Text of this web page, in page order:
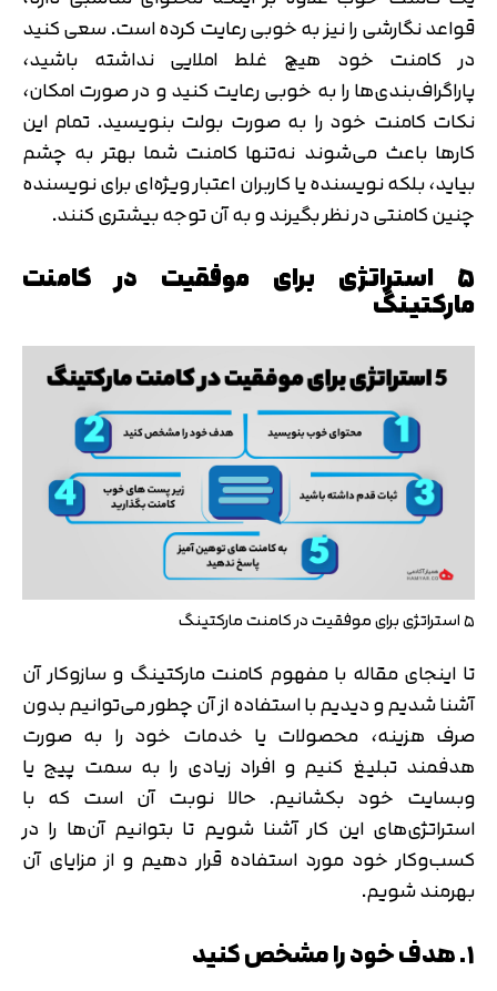
قواعد نگارشی را نیز به خوبی رعایت کرده است. سعی کنید
در کامنت خود هیچ غلط املایی نداشته باشید،
پاراگراف‌بندی‌ها را به خوبی رعایت کنید و در صورت امکان،
نکات کامنت خود را به صورت بولت بنویسید. تمام این
کارها باعث می‌شوند نه‌تنها کامنت شما بهتر به چشم
بیاید، بلکه نویسنده یا کاربران اعتبار ویژه‌ای برای نویسنده
چنین کامنتی در نظر بگیرند و به آن توجه بیشتری کنند.
۵ استراتژی برای موفقیت در کامنت
مارکتینگ
۵ استراتژی برای موفقیت در کامنت مارکتینگ
تا اینجای مقاله با مفهوم کامنت مارکتینگ و سازوکار آن
آشنا شدیم و دیدیم با استفاده از آن چطور می‌توانیم بدون
صرف هزینه، محصولات یا خدمات خود را به صورت
هدفمند تبلیغ کنیم و افراد زیادی را به سمت پیج یا
وبسایت خود بکشانیم. حالا نوبت آن است که با
استراتژی‌های این کار آشنا شویم تا بتوانیم آن‌ها را در
کسب‌وکار خود مورد استفاده قرار دهیم و از مزایای آن
بهرمند شویم.
۱. هدف خود را مشخص کنید